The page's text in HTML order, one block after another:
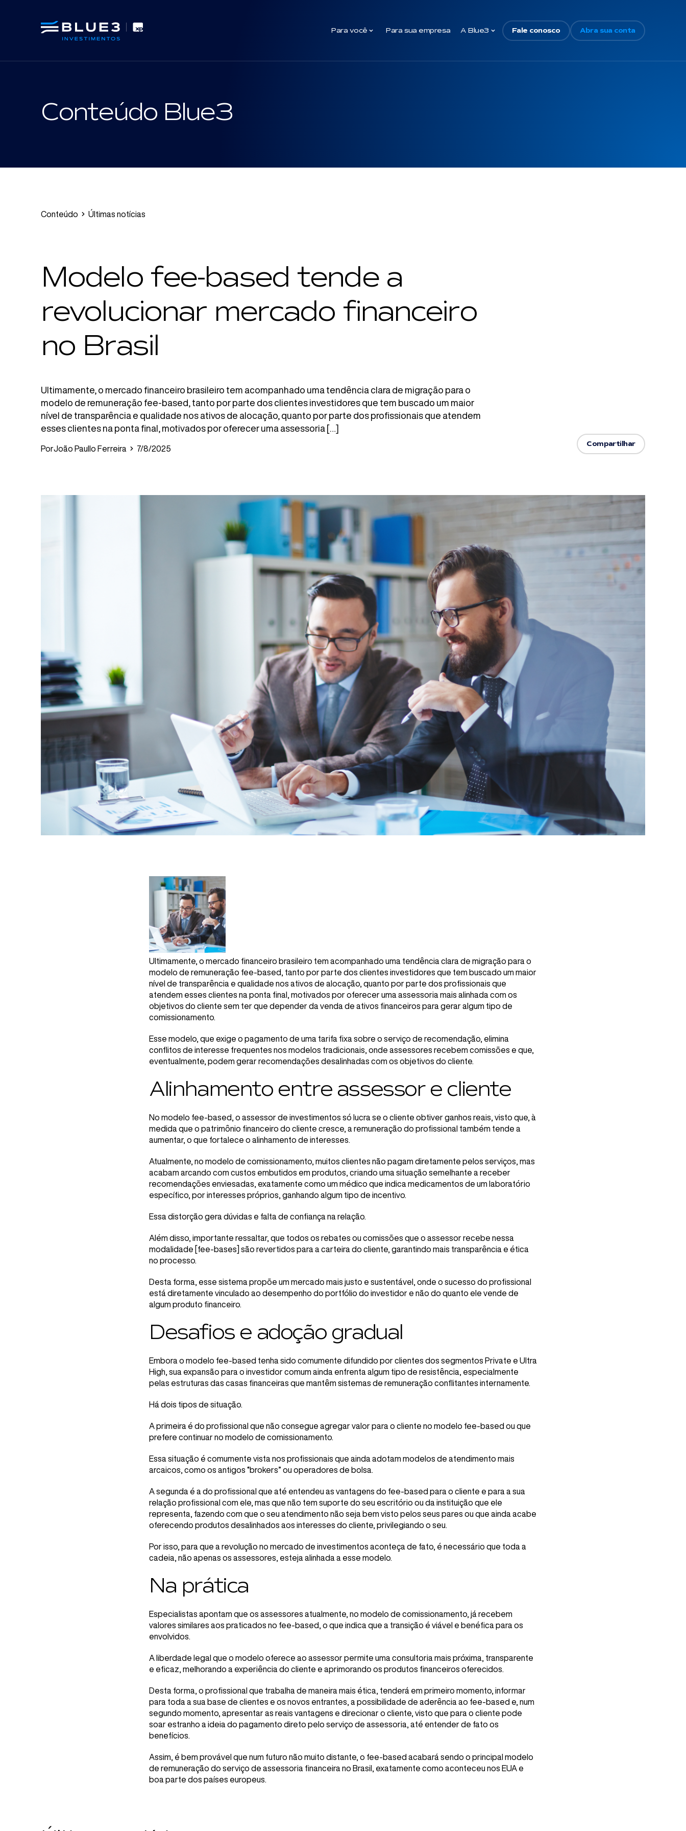
Para você Para sua empresa A Blue3 Fale conosco Abra sua conta
Conteúdo Blue3
Conteúdo Últimas notícias
Modelo fee-based tende a
revolucionar mercado financeiro
no Brasil
Ultimamente, o mercado financeiro brasileiro tem acompanhado uma tendência clara de migração para o
modelo de remuneração fee-based, tanto por parte dos clientes investidores que tem buscado um maior
nível de transparência e qualidade nos ativos de alocação, quanto por parte dos profissionais que atendem
esses clientes na ponta final, motivados por oferecer uma assessoria […]
PorJoão Paullo Ferreira 7/8/2025
Compartilhar
Ultimamente, o mercado financeiro brasileiro tem acompanhado uma tendência clara de migração para o
modelo de remuneração fee-based, tanto por parte dos clientes investidores que tem buscado um maior
nível de transparência e qualidade nos ativos de alocação, quanto por parte dos profissionais que
atendem esses clientes na ponta final, motivados por oferecer uma assessoria mais alinhada com os
objetivos do cliente sem ter que depender da venda de ativos financeiros para gerar algum tipo de
comissionamento.
Esse modelo, que exige o pagamento de uma tarifa fixa sobre o serviço de recomendação, elimina
conflitos de interesse frequentes nos modelos tradicionais, onde assessores recebem comissões e que,
eventualmente, podem gerar recomendações desalinhadas com os objetivos do cliente.
Alinhamento entre assessor e cliente
No modelo fee-based, o assessor de investimentos só lucra se o cliente obtiver ganhos reais, visto que, à
medida que o patrimônio financeiro do cliente cresce, a remuneração do profissional também tende a
aumentar, o que fortalece o alinhamento de interesses.
Atualmente, no modelo de comissionamento, muitos clientes não pagam diretamente pelos serviços, mas
acabam arcando com custos embutidos em produtos, criando uma situação semelhante a receber
recomendações enviesadas, exatamente como um médico que indica medicamentos de um laboratório
específico, por interesses próprios, ganhando algum tipo de incentivo.
Essa distorção gera dúvidas e falta de confiança na relação.
Além disso, importante ressaltar, que todos os rebates ou comissões que o assessor recebe nessa
modalidade [fee-bases] são revertidos para a carteira do cliente, garantindo mais transparência e ética
no processo.
Desta forma, esse sistema propõe um mercado mais justo e sustentável, onde o sucesso do profissional
está diretamente vinculado ao desempenho do portfólio do investidor e não do quanto ele vende de
algum produto financeiro.
Desafios e adoção gradual
Embora o modelo fee-based tenha sido comumente difundido por clientes dos segmentos Private e Ultra
High, sua expansão para o investidor comum ainda enfrenta algum tipo de resistência, especialmente
pelas estruturas das casas financeiras que mantêm sistemas de remuneração conflitantes internamente.
Há dois tipos de situação.
A primeira é do profissional que não consegue agregar valor para o cliente no modelo fee-based ou que
prefere continuar no modelo de comissionamento.
Essa situação é comumente vista nos profissionais que ainda adotam modelos de atendimento mais
arcaicos, como os antigos “brokers” ou operadores de bolsa.
A segunda é a do profissional que até entendeu as vantagens do fee-based para o cliente e para a sua
relação profissional com ele, mas que não tem suporte do seu escritório ou da instituição que ele
representa, fazendo com que o seu atendimento não seja bem visto pelos seus pares ou que ainda acabe
oferecendo produtos desalinhados aos interesses do cliente, privilegiando o seu.
Por isso, para que a revolução no mercado de investimentos aconteça de fato, é necessário que toda a
cadeia, não apenas os assessores, esteja alinhada a esse modelo.
Na prática
Especialistas apontam que os assessores atualmente, no modelo de comissionamento, já recebem
valores similares aos praticados no fee-based, o que indica que a transição é viável e benéfica para os
envolvidos.
A liberdade legal que o modelo oferece ao assessor permite uma consultoria mais próxima, transparente
e eficaz, melhorando a experiência do cliente e aprimorando os produtos financeiros oferecidos.
Desta forma, o profissional que trabalha de maneira mais ética, tenderá em primeiro momento, informar
para toda a sua base de clientes e os novos entrantes, a possibilidade de aderência ao fee-based e, num
segundo momento, apresentar as reais vantagens e direcionar o cliente, visto que para o cliente pode
soar estranho a ideia do pagamento direto pelo serviço de assessoria, até entender de fato os
benefícios.
Assim, é bem provável que num futuro não muito distante, o fee-based acabará sendo o principal modelo
de remuneração do serviço de assessoria financeira no Brasil, exatamente como aconteceu nos EUA e
boa parte dos países europeus.